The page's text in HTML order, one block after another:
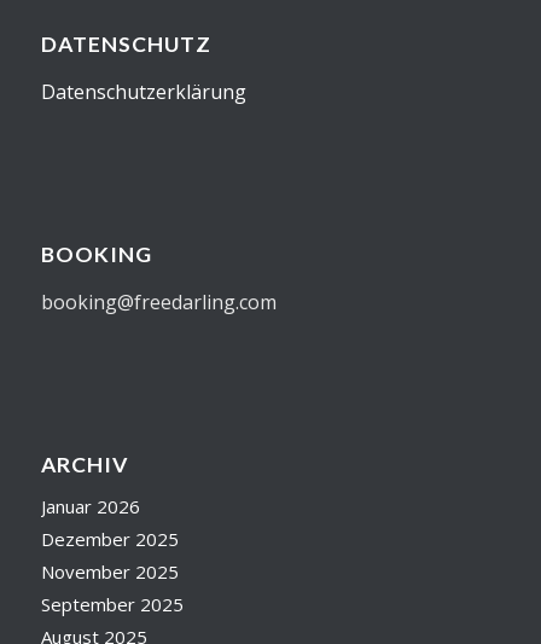
DATENSCHUTZ
Datenschutzerklärung
BOOKING
booking@freedarling.com
ARCHIV
Januar 2026
Dezember 2025
November 2025
September 2025
August 2025